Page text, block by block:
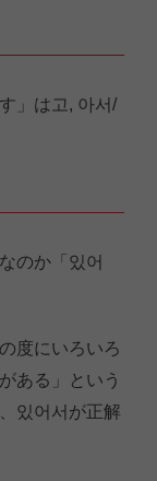
」は고, 아서/
のか「있어
度にいろいろ
ある」という
있어서が正解